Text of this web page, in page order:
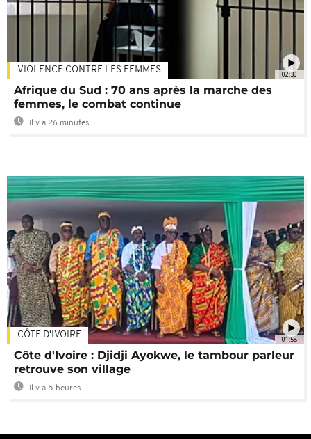
02:30
VIOLENCE CONTRE LES FEMMES
Afrique du Sud : 70 ans après la marche des
femmes, le combat continue
Il y a 26 minutes
01:58
CÔTE D'IVOIRE
Côte d'Ivoire : Djidji Ayokwe, le tambour parleur
retrouve son village
Il y a 5 heures